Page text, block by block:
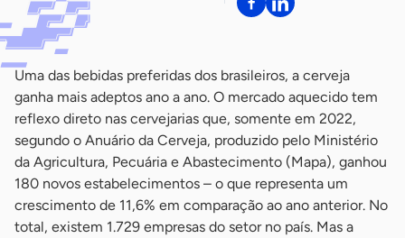
Uma das bebidas preferidas dos brasileiros, a cerveja
ganha mais adeptos ano a ano. O mercado aquecido tem
reflexo direto nas cervejarias que, somente em 2022,
segundo o Anuário da Cerveja, produzido pelo Ministério
da Agricultura, Pecuária e Abastecimento (Mapa), ganhou
180 novos estabelecimentos – o que representa um
crescimento de 11,6% em comparação ao ano anterior. No
total, existem 1.729 empresas do setor no país. Mas a